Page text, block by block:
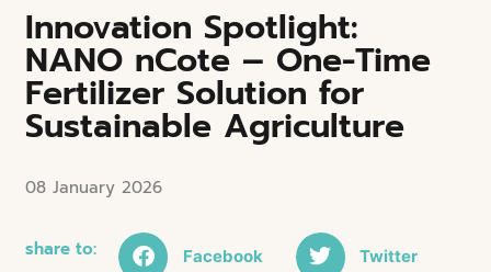
Innovation Spotlight:
NANO nCote – One-Time
Fertilizer Solution for
Sustainable Agriculture
08 January 2026
share to: Facebook Twitter